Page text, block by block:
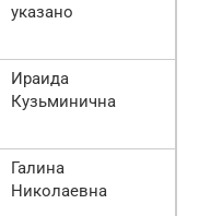
указано
Ираида
Кузьминична
Галина
Николаевна